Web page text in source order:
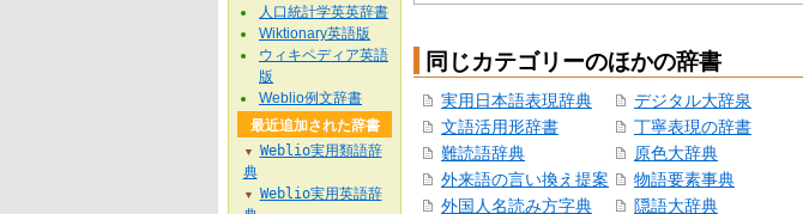
同じカテゴリーのほかの辞書
実用日本語表現辞典
文語活用形辞書
難読語辞典
外来語の言い換え提案
外国人名読み方字典
デジタル大辞泉
丁寧表現の辞書
原色大辞典
物語要素事典
隠語大辞典
人口統計学英英辞書
Wiktionary英語版
ウィキペディア英語
版
Weblio例文辞書
最近追加された辞書
▼
Weblio実用類語辞
典
▼
Weblio実用英語辞